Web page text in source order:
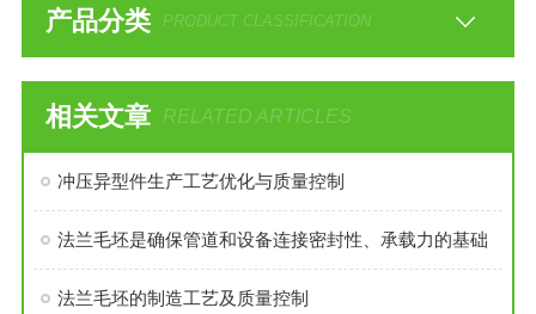
产品分类 PRODUCT CLASSIFICATION
相关文章 RELATED ARTICLES
冲压异型件生产工艺优化与质量控制
法兰毛坯是确保管道和设备连接密封性、承载力的基础
法兰毛坯的制造工艺及质量控制